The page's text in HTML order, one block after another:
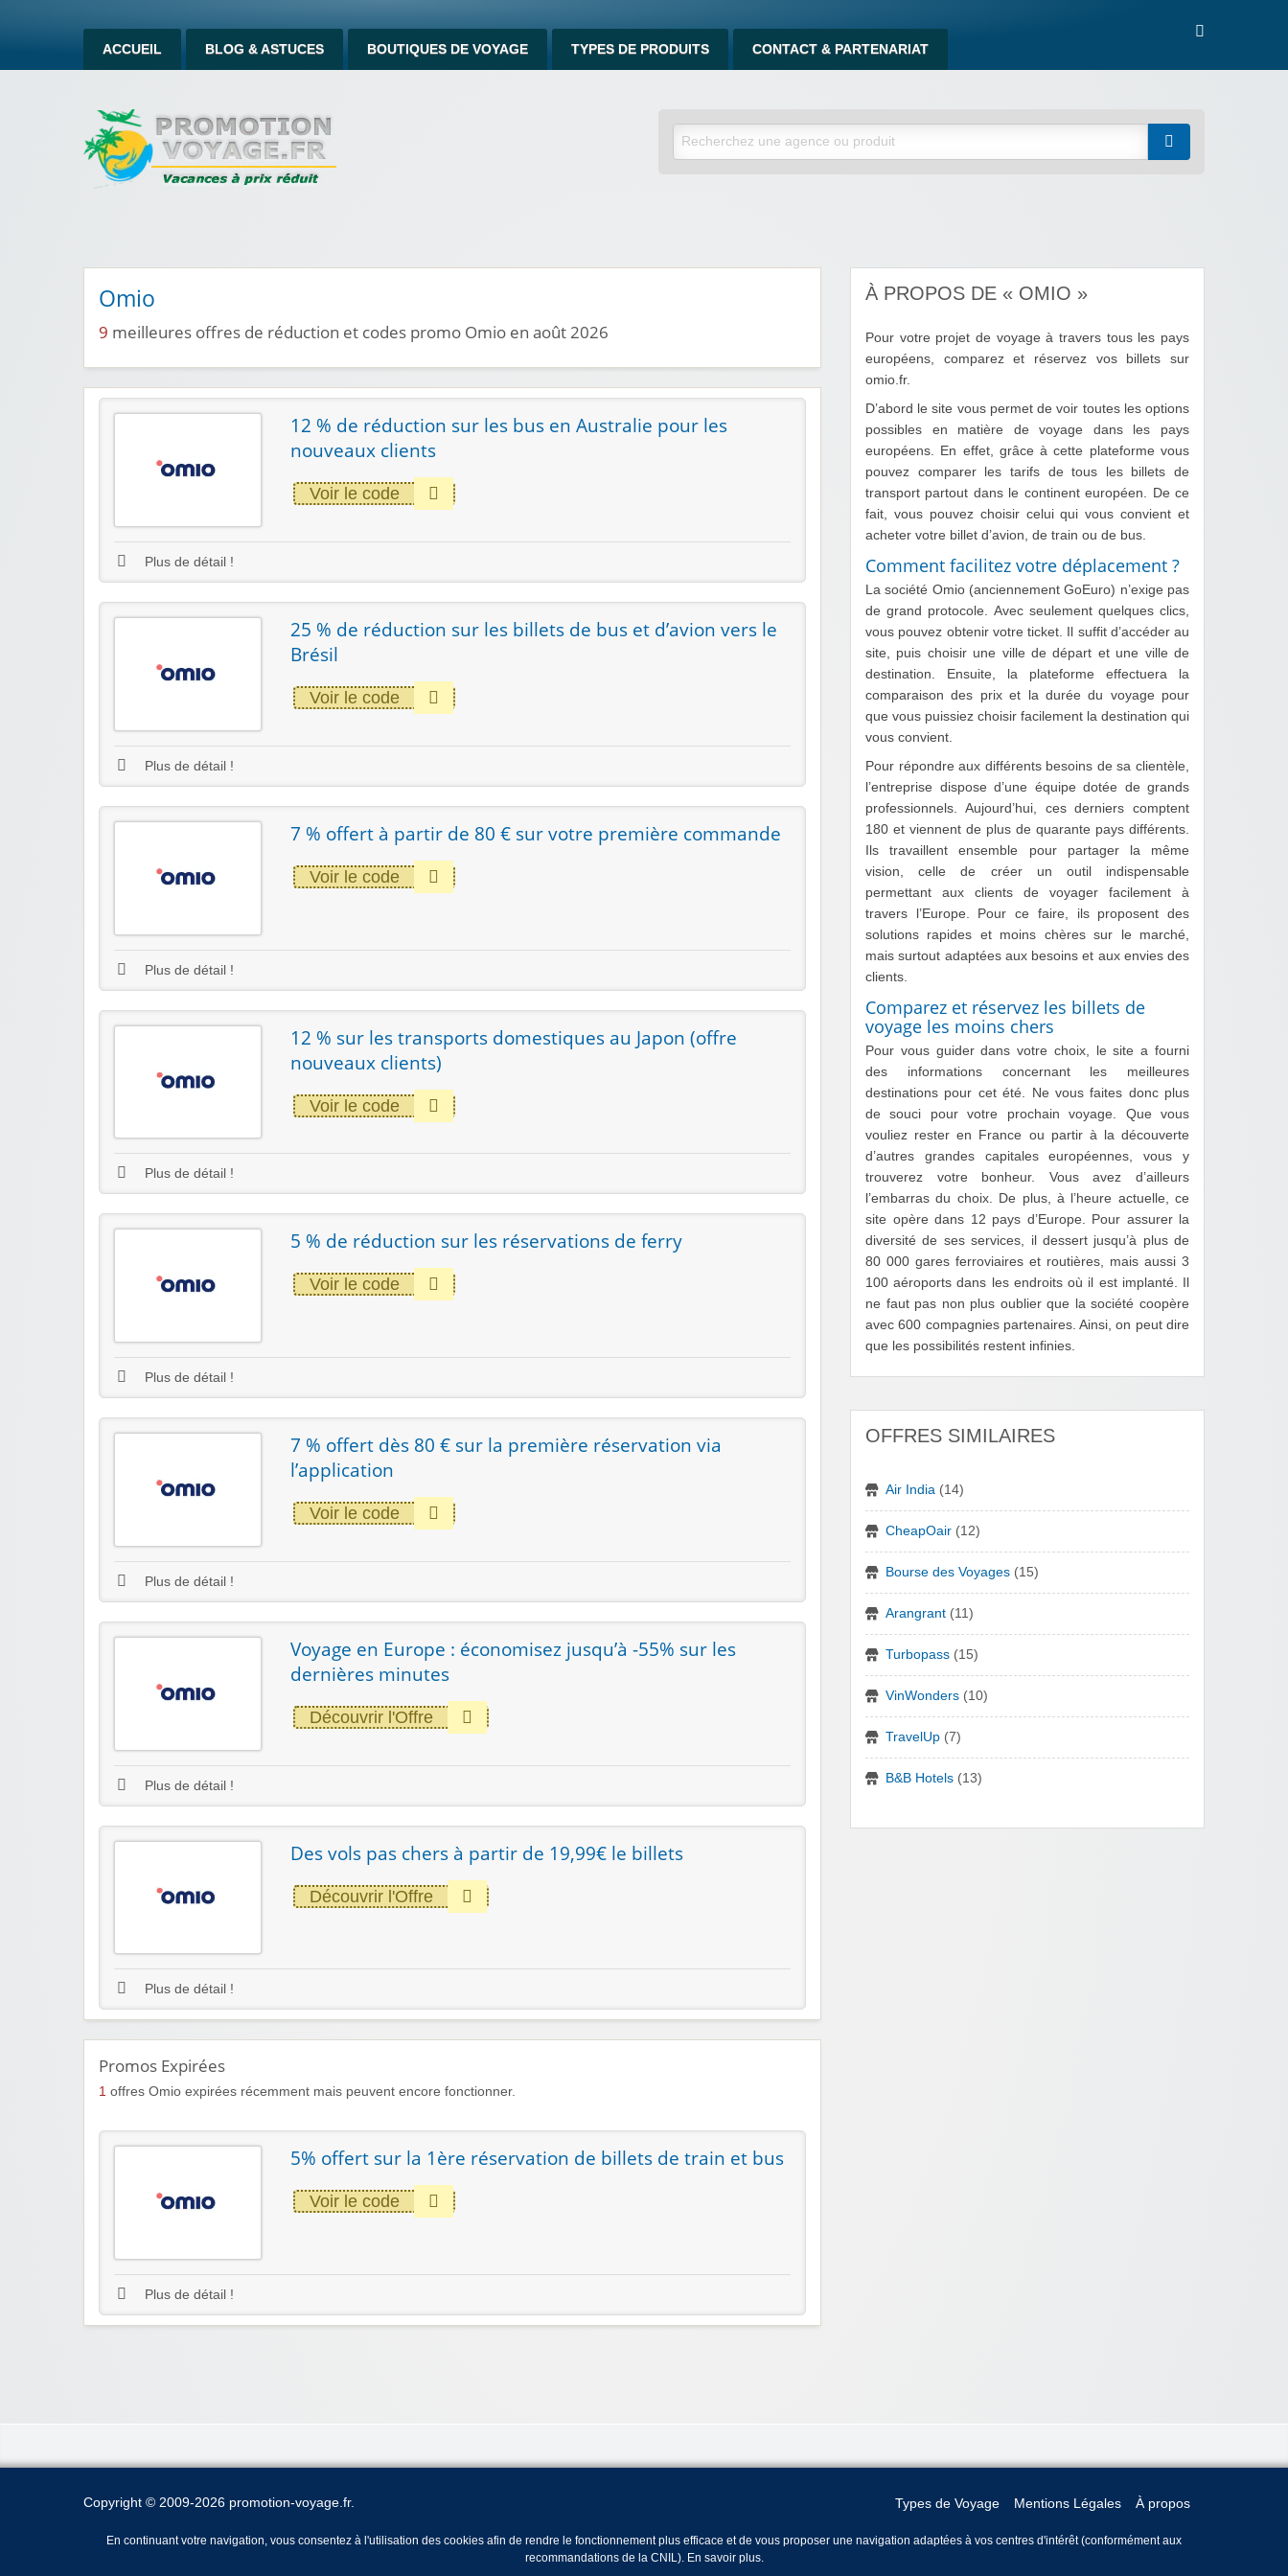
ACCUEIL BLOG & ASTUCES BOUTIQUES DE VOYAGE TYPES DE PRODUITS CONTACT & PARTENARIAT
Omio
9 meilleures offres de réduction et codes promo Omio en août 2026
12 % de réduction sur les bus en Australie pour les
nouveaux clients
Voir le code
Plus de détail !
25 % de réduction sur les billets de bus et d’avion vers le
Brésil
Voir le code
Plus de détail !
7 % offert à partir de 80 € sur votre première commande
Voir le code
Plus de détail !
12 % sur les transports domestiques au Japon (offre
nouveaux clients)
Voir le code
Plus de détail !
5 % de réduction sur les réservations de ferry
Voir le code
Plus de détail !
7 % offert dès 80 € sur la première réservation via
l’application
Voir le code
Plus de détail !
Voyage en Europe : économisez jusqu’à -55% sur les
dernières minutes
Découvrir l'Offre
Plus de détail !
Des vols pas chers à partir de 19,99€ le billets
Découvrir l'Offre
Plus de détail !
Promos Expirées
1 offres Omio expirées récemment mais peuvent encore fonctionner.
5% offert sur la 1ère réservation de billets de train et bus
Voir le code
Plus de détail !
À PROPOS DE « OMIO »
Pour votre projet de voyage à travers tous les pays
européens, comparez et réservez vos billets sur
omio.fr.
D’abord le site vous permet de voir toutes les options
possibles en matière de voyage dans les pays
européens. En effet, grâce à cette plateforme vous
pouvez comparer les tarifs de tous les billets de
transport partout dans le continent européen. De ce
fait, vous pouvez choisir celui qui vous convient et
acheter votre billet d’avion, de train ou de bus.
Comment facilitez votre déplacement ?
La société Omio (anciennement GoEuro) n’exige pas
de grand protocole. Avec seulement quelques clics,
vous pouvez obtenir votre ticket. Il suffit d’accéder au
site, puis choisir une ville de départ et une ville de
destination. Ensuite, la plateforme effectuera la
comparaison des prix et la durée du voyage pour
que vous puissiez choisir facilement la destination qui
vous convient.
Pour répondre aux différents besoins de sa clientèle,
l’entreprise dispose d’une équipe dotée de grands
professionnels. Aujourd’hui, ces derniers comptent
180 et viennent de plus de quarante pays différents.
Ils travaillent ensemble pour partager la même
vision, celle de créer un outil indispensable
permettant aux clients de voyager facilement à
travers l’Europe. Pour ce faire, ils proposent des
solutions rapides et moins chères sur le marché,
mais surtout adaptées aux besoins et aux envies des
clients.
Comparez et réservez les billets de
voyage les moins chers
Pour vous guider dans votre choix, le site a fourni
des informations concernant les meilleures
destinations pour cet été. Ne vous faites donc plus
de souci pour votre prochain voyage. Que vous
vouliez rester en France ou partir à la découverte
d’autres grandes capitales européennes, vous y
trouverez votre bonheur. Vous avez d’ailleurs
l’embarras du choix. De plus, à l’heure actuelle, ce
site opère dans 12 pays d’Europe. Pour assurer la
diversité de ses services, il dessert jusqu’à plus de
80 000 gares ferroviaires et routières, mais aussi 3
100 aéroports dans les endroits où il est implanté. Il
ne faut pas non plus oublier que la société coopère
avec 600 compagnies partenaires. Ainsi, on peut dire
que les possibilités restent infinies.
OFFRES SIMILAIRES
Air India (14)
CheapOair (12)
Bourse des Voyages (15)
Arangrant (11)
Turbopass (15)
VinWonders (10)
TravelUp (7)
B&B Hotels (13)
Copyright © 2009-2026 promotion-voyage.fr. Types de Voyage Mentions Légales À propos
En continuant votre navigation, vous consentez à l'utilisation des cookies afin de rendre le fonctionnement plus efficace et de vous proposer une navigation adaptées à vos centres d'intérêt (conformément aux
recommandations de la CNIL).
En savoir plus.